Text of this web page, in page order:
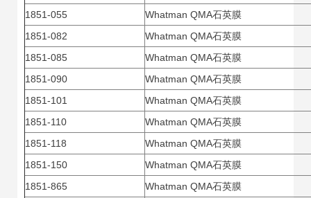
1851-055
Whatman QMA石英膜
1851-082
Whatman QMA石英膜
1851-085
Whatman QMA石英膜
1851-090
Whatman QMA石英膜
1851-101
Whatman QMA石英膜
1851-110
Whatman QMA石英膜
1851-118
Whatman QMA石英膜
1851-150
Whatman QMA石英膜
1851-865
Whatman QMA石英膜